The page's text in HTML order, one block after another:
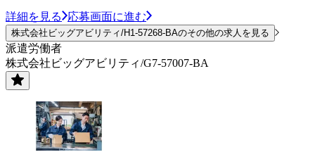
詳細を見る 応募画面に進む
株式会社ビッグアビリティ/H1-57268-BAのその他の求人を見る
派遣労働者
株式会社ビッグアビリティ/G7-57007-BA